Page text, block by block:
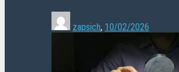
zapsich, 10/02/2026